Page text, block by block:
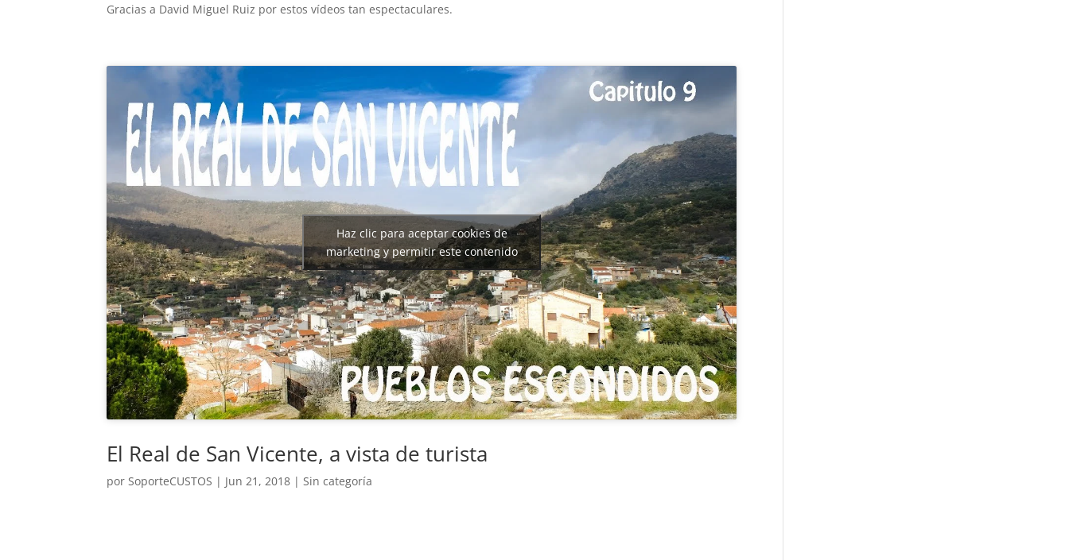
Gracias a David Miguel Ruiz por estos vídeos tan espectaculares.
Haz clic para aceptar cookies de
marketing y permitir este contenido
El Real de San Vicente, a vista de turista
porSoporteCUSTOS | Jun 21, 2018 |Sin categoría